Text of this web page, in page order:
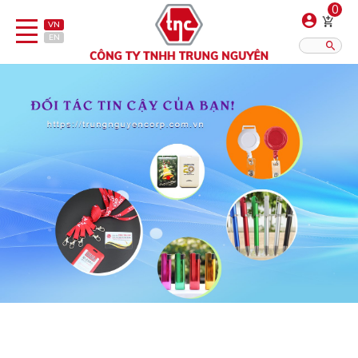
VN
EN
0
Bút
Bật lửa
Đồ sứ quà tặng
Bình/ca giữ nhiệt
Dây đeo & Phụ kiện